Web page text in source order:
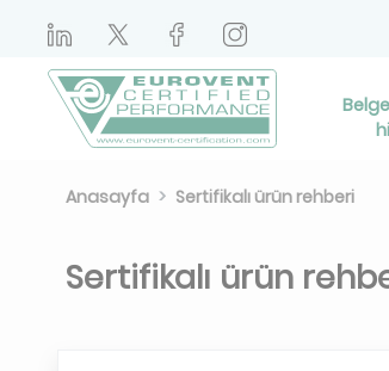
Anasayfa Sertifikalı ürün rehberi
Sertifikalı ürün